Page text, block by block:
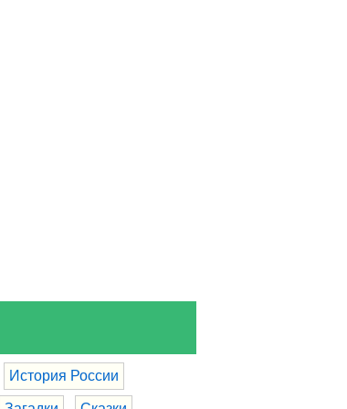
История России